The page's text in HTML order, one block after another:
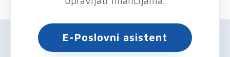
E-Poslovni asistent